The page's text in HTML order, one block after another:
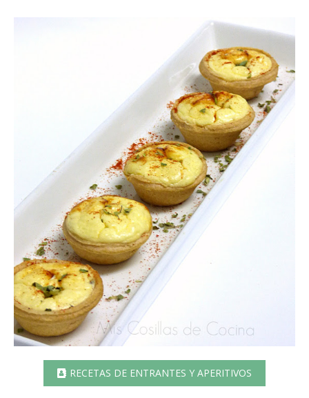
RECETAS DE ENTRANTES Y APERITIVOS